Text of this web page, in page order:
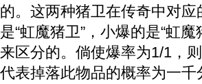
。这两种猪卫在传奇中对
“虹魔猪卫”，小爆的是“虹
区分的。倘使爆率为1/1，
表掉落此物品的概率为一千